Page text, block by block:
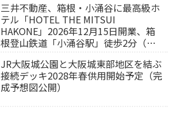
三井不動産、箱根・小涌谷に最高級ホ
テル「HOTEL THE MITSUI
HAKONE」2026年12月15日開業、箱
根登山鉄道「小涌谷駅」徒歩2分（旅
JR大阪城公園と大阪城東部地区を結ぶ
接続デッキ2028年春供用開始予定（完
成予想図公開）